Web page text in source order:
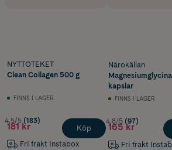
NYTTOTEKET
Clean Collagen 500 g
FINNS I LAGER
4.5/5 (183)
181 kr
Fri frakt Instabox
Köp
Närokällan
kapslar
FINNS I LAGER
4.8/5 (97)
165 kr
Fri frakt